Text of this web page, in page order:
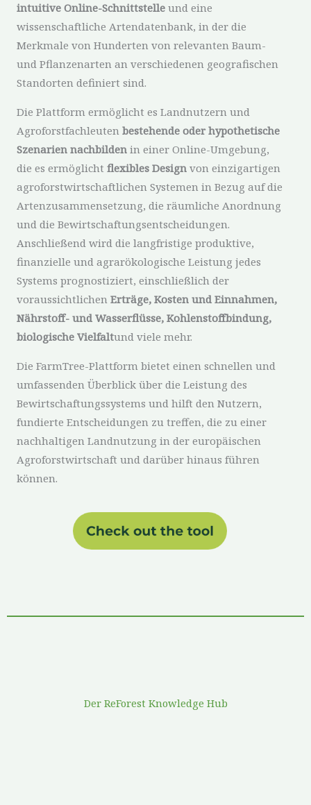
intuitive Online-Schnittstelle und eine
wissenschaftliche Artendatenbank, in der die
Merkmale von Hunderten von relevanten Baum-
und Pflanzenarten an verschiedenen geografischen
Standorten definiert sind.
Die Plattform ermöglicht es Landnutzern und
Agroforstfachleuten bestehende oder hypothetische
Szenarien nachbilden in einer Online-Umgebung,
die es ermöglicht flexibles Design von einzigartigen
agroforstwirtschaftlichen Systemen in Bezug auf die
Artenzusammensetzung, die räumliche Anordnung
und die Bewirtschaftungsentscheidungen.
Anschließend wird die langfristige produktive,
finanzielle und agrarökologische Leistung jedes
Systems prognostiziert, einschließlich der
voraussichtlichen Erträge, Kosten und Einnahmen,
Nährstoff- und Wasserflüsse, Kohlenstoffbindung,
biologische Vielfaltund viele mehr.
Die FarmTree-Plattform bietet einen schnellen und
umfassenden Überblick über die Leistung des
Bewirtschaftungssystems und hilft den Nutzern,
fundierte Entscheidungen zu treffen, die zu einer
nachhaltigen Landnutzung in der europäischen
Agroforstwirtschaft und darüber hinaus führen
können.
Der ReForest Knowledge Hub